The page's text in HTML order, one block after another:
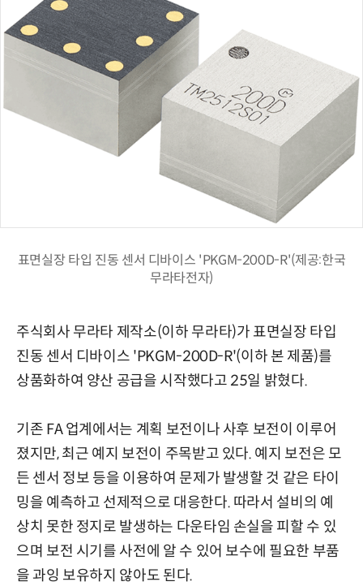
표면실장 타입 진동 센서 디바이스 'PKGM-200D-R'(제공:한국
무라타전자)
주식회사 무라타 제작소(이하 무라타)가 표면실장 타입
진동 센서 디바이스 'PKGM-200D-R'(이하 본 제품)를
상품화하여 양산 공급을 시작했다고 25일 밝혔다.
기존 FA 업계에서는 계획 보전이나 사후 보전이 이루어
졌지만, 최근 예지 보전이 주목받고 있다. 예지 보전은 모
든 센서 정보 등을 이용하여 문제가 발생할 것 같은 타이
밍을 예측하고 선제적으로 대응한다. 따라서 설비의 예
상치 못한 정지로 발생하는 다운타임 손실을 피할 수 있
으며 보전 시기를 사전에 알 수 있어 보수에 필요한 부품
을 과잉 보유하지 않아도 된다.